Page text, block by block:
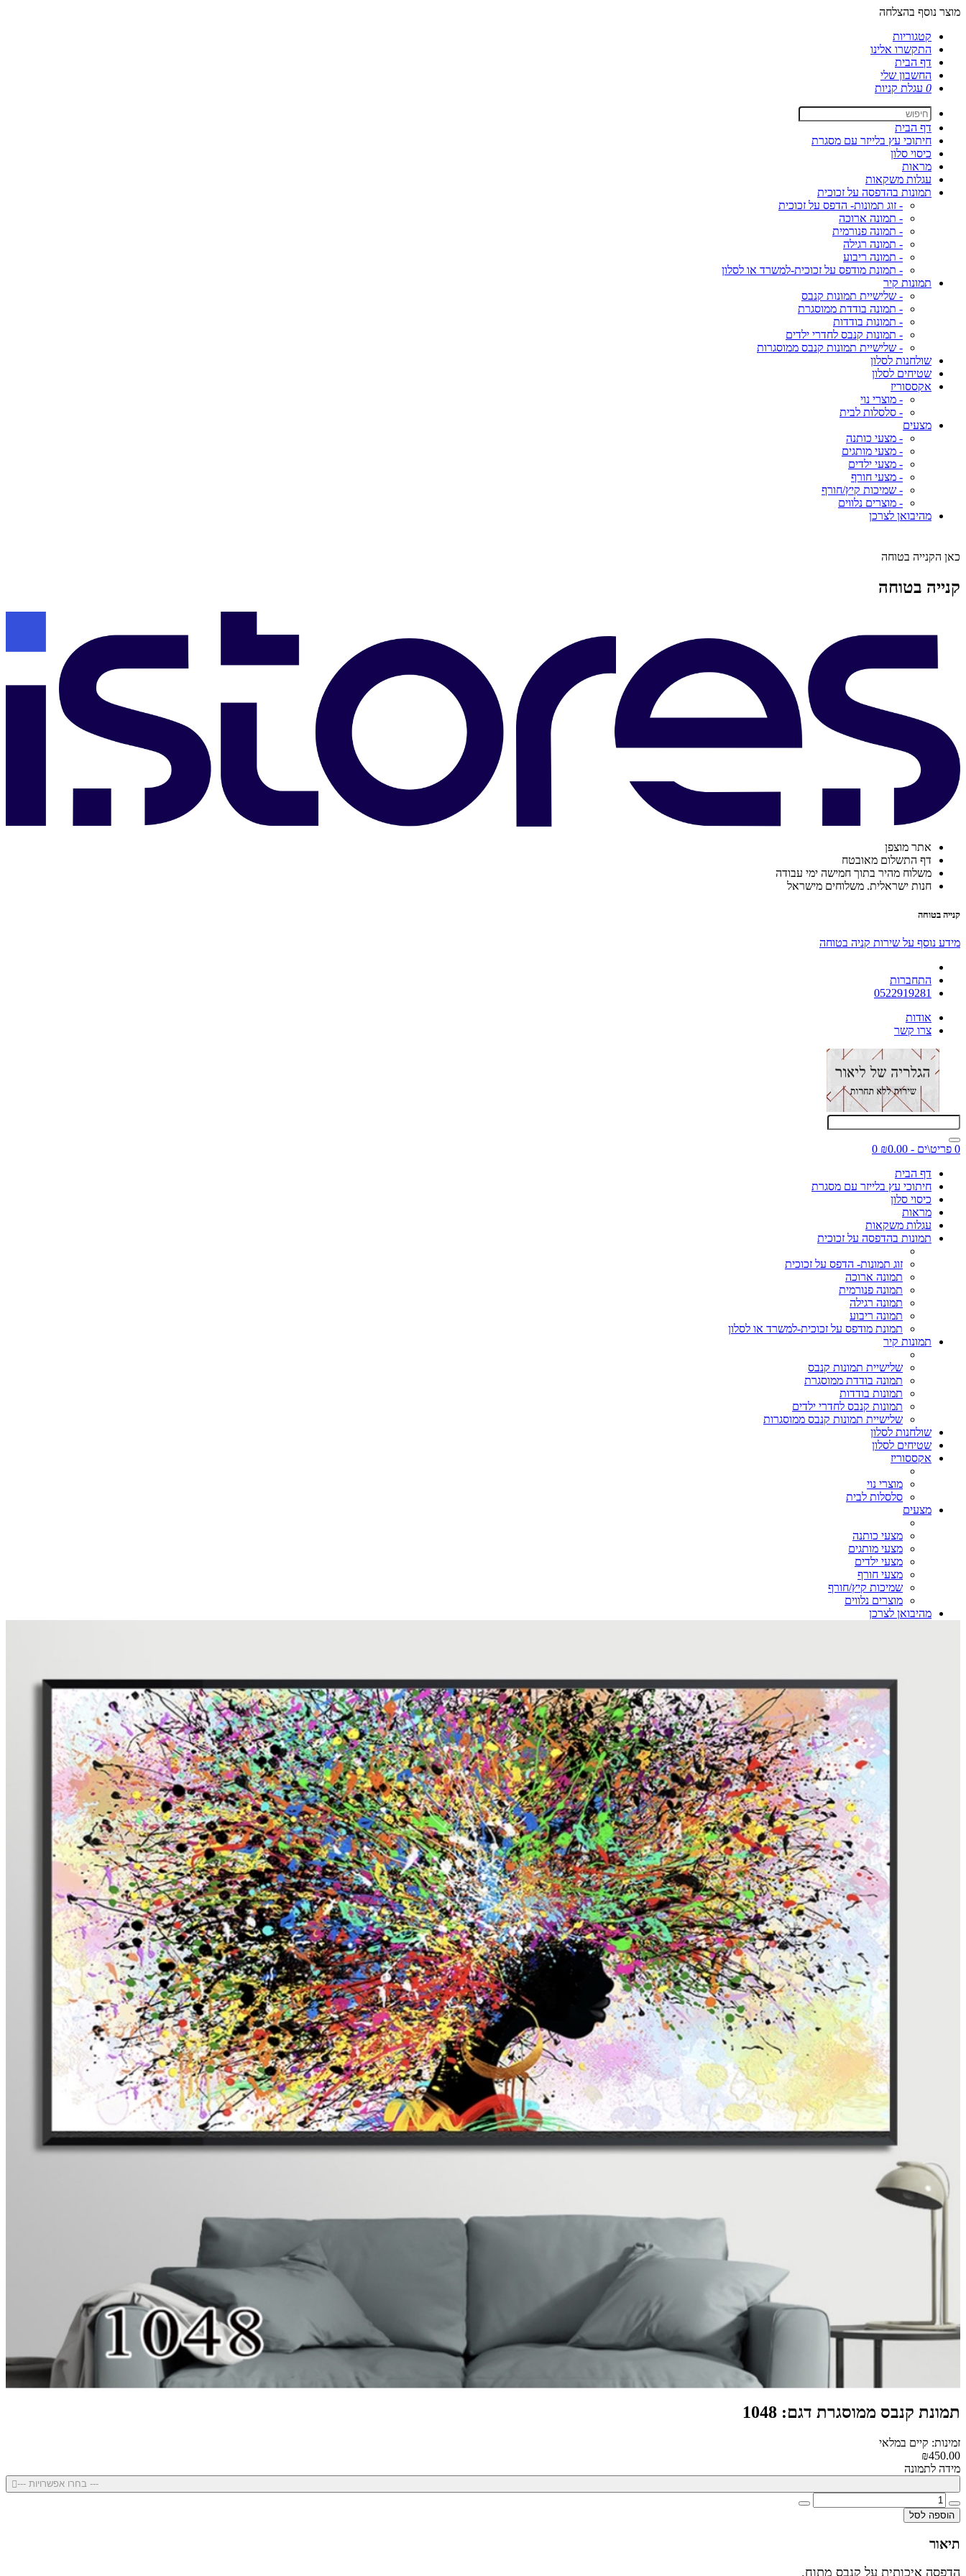
מוצר נוסף בהצלחה
קטגוריות
התקשרו אלינו
דף הבית
החשבון שלי
0 עגלת קניות
דף הבית
חיתוכי עץ בלייזר עם מסגרת
כיסוי סלון
מראות
עגלות משקאות
תמונות בהדפסה על זכוכית
- זוג תמונות- הדפס על זכוכית
- תמונה ארוכה
- תמונה פנורמית
- תמונה רגילה
- תמונה ריבוע
- תמונת מודפס על זכוכית-למשרד או לסלון
תמונות קיר
- שלישיית תמונות קנבס
- תמונה בודדת ממוסגרת
- תמונות בודדות
- תמונות קנבס לחדרי ילדים
- שלישיית תמונות קנבס ממוסגרות
שולחנות לסלון
שטיחים לסלון
אקססוריז
- מוצרי נוי
- סלסלות לבית
מצעים
- מצעי כותנה
- מצעי מותגים
- מצעי ילדים
- מצעי חורף
- שמיכות קיץ/חורף
- מוצרים נלווים
מהיבואן לצרכן
כאן הקנייה בטוחה
קנייה בטוחה
אתר מוצפן
דף התשלום מאובטח
משלוח מהיר בתוך חמישה ימי עבודה
חנות ישראלית. משלוחים מישראל
קנייה בטוחה
מידע נוסף על שירות קניה בטוחה
התחברות
0522919281
אודות
צרו קשר
0 פריט\ים - ₪0.00
0
דף הבית
חיתוכי עץ בלייזר עם מסגרת
כיסוי סלון
מראות
עגלות משקאות
תמונות בהדפסה על זכוכית
זוג תמונות- הדפס על זכוכית
תמונה ארוכה
תמונה פנורמית
תמונה רגילה
תמונה ריבוע
תמונת מודפס על זכוכית-למשרד או לסלון
תמונות קיר
שלישיית תמונות קנבס
תמונה בודדת ממוסגרת
תמונות בודדות
תמונות קנבס לחדרי ילדים
שלישיית תמונות קנבס ממוסגרות
שולחנות לסלון
שטיחים לסלון
אקססוריז
מוצרי נוי
סלסלות לבית
מצעים
מצעי כותנה
מצעי מותגים
מצעי ילדים
מצעי חורף
שמיכות קיץ/חורף
מוצרים נלווים
מהיבואן לצרכן
תמונת קנבס ממוסגרת דגם: 1048
זמינות: קיים במלאי
₪450.00
מידה לתמונה
--- בחרו אפשרויות ---
הוספה לסל
תיאור
הדפסה איכותית על קנבס מתוח.